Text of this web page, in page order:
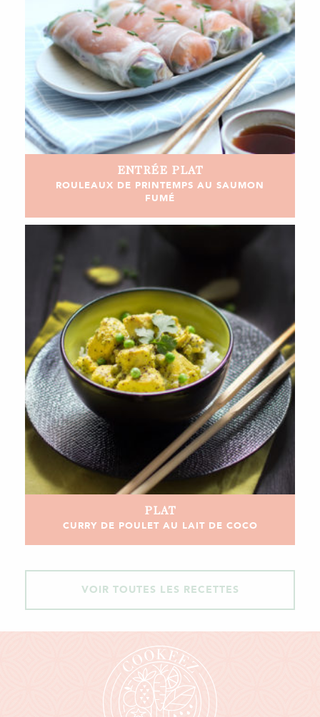
ENTRÉE PLAT
ROULEAUX DE PRINTEMPS AU SAUMON
FUMÉ
PLAT
CURRY DE POULET AU LAIT DE COCO
VOIR TOUTES LES RECETTES